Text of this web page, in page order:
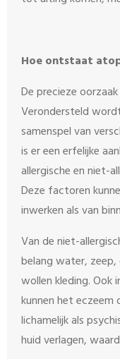
Hoe ontstaat
De precieze
Verondersteld
samenspel van
is er een erfelijke
allergische en niet-
Deze factoren
inwerken als van
Van de niet-
belang water,
wollen kleding. Ook
kunnen het eczeem
lichamelijk als
huid verlagen,